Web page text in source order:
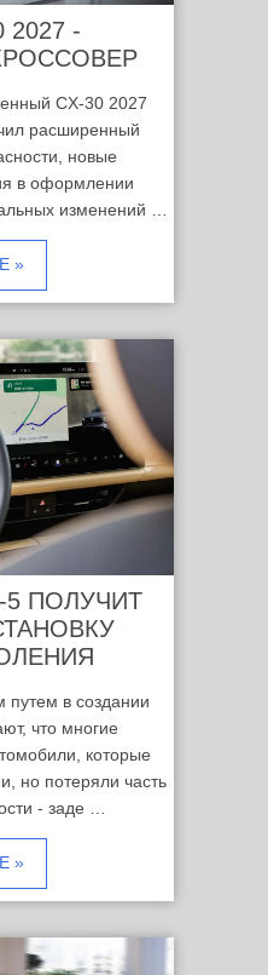
2027 -
CX-30 2027
расширенный
новые
в оформлении
изменений …
»
5 ПОЛУЧИТ
путем в создании
что многие
которые
но потеряли часть
- заде …
»